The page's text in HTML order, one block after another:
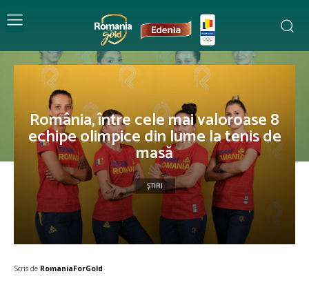
România, între cele mai valoroase 8
echipe olimpice din lume la tenis de
masă
ȘTIRI
Scris de RomaniaForGold